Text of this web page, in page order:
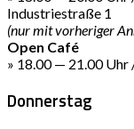
Industriestraße 1
(nur mit vorheriger
Open Café
» 18.00 — 21.00 Uhr
Donnerstag